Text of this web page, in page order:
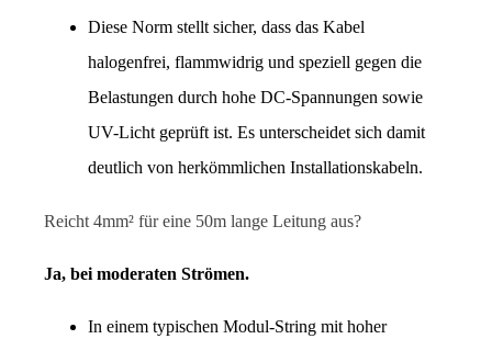
Diese Norm stellt sicher, dass das Kabel
halogenfrei, flammwidrig und speziell gegen die
Belastungen durch hohe DC-Spannungen sowie
UV-Licht geprüft ist. Es unterscheidet sich damit
deutlich von herkömmlichen Installationskabeln.
Reicht 4mm² für eine 50m lange Leitung aus?
Ja, bei moderaten Strömen.
In einem typischen Modul-String mit hoher